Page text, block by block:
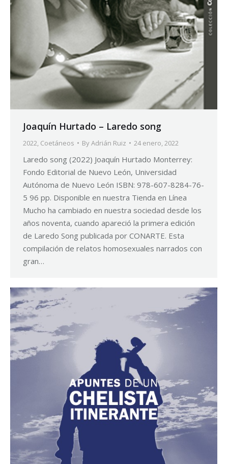
Joaquín Hurtado – Laredo song
2022 Coetáneos ByAdrián Ruiz 24 enero, 2022
Laredo song (2022) Joaquín Hurtado Monterrey:
Fondo Editorial de Nuevo León, Universidad
Autónoma de Nuevo León ISBN: 978-607-8284-76-
5 96 pp. Disponible en nuestra Tienda en Línea
Mucho ha cambiado en nuestra sociedad desde los
años noventa, cuando apareció la primera edición
de Laredo Song publicada por CONARTE. Esta
compilación de relatos homosexuales narrados con
gran…